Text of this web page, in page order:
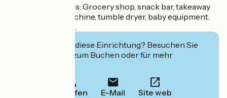
Additional services: Grocery shop, snack bar, takeaway
food. Washing machine, tumble dryer, baby equipment.
Night surveillance.
Interessiert Sie diese Einrichtung? Besuchen Sie
deren Website zum Buchen oder für mehr
Anrufen E-Mail Site web